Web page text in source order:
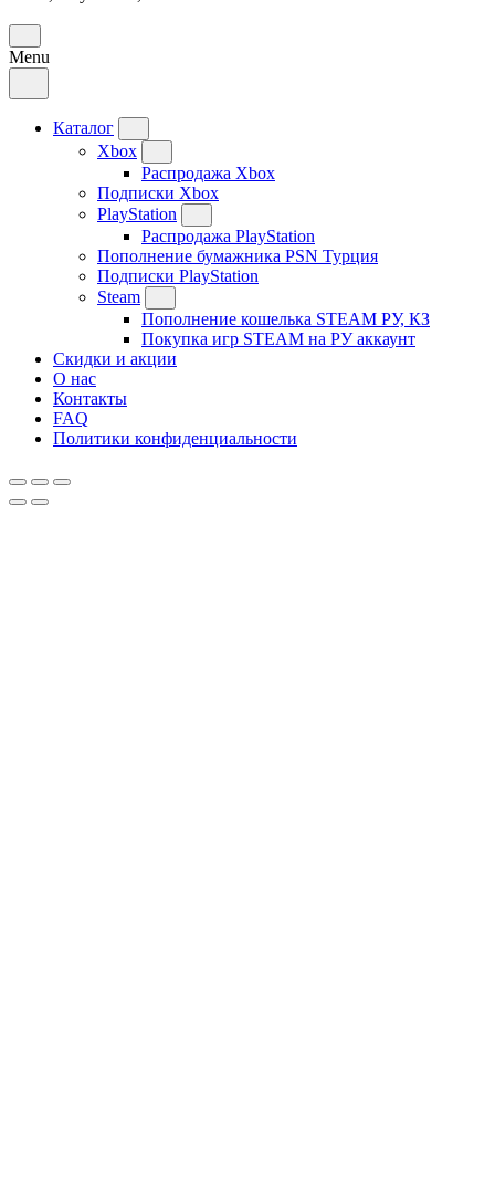
Menu
Каталог
Xbox
Распродажа Xbox
Подписки Xbox
PlayStation
Распродажа PlayStation
Пополнение бумажника PSN Турция
Подписки PlayStation
Steam
Пополнение кошелька STEAM РУ, КЗ
Покупка игр STEAM на РУ аккаунт
Скидки и акции
О нас
Контакты
FAQ
Политики конфиденциальности